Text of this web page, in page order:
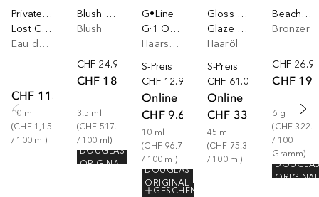
Private Blend Düfte
Lost Cherry
Eau de Parfum
CHF 115.00
10 ml
(CHF 1,150.00
/ 100 ml )
Blush Rush
Blush
CHF 24.90
CHF 18.10
3.5 ml
(CHF 517.14
/ 100 ml)
DOUGLAS
ORIGINAL
G•Line
G·1 Overnight Boosting Peptide Serum
Haarserum
S-Preis
CHF 12.90
Online
CHF 9.67
10 ml
(CHF 96.70
/ 100 ml )
DOUGLAS
ORIGINAL
GESCHENK
Gloss Absolu
Glaze Drops
Haaröl
S-Preis
CHF 61.00
Online
CHF 33.90
45 ml
(CHF 75.33
/ 100 ml)
Beach Freak
Bronzer
CHF
CHF
6 g
(CHF
/ 100
Gramm)
ORIGINAL